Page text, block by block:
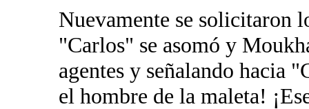
Nuevamente se solicitaron
"Carlos" se asomó y
agentes y señalando hacia
el hombre de la maleta!